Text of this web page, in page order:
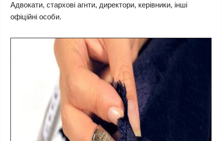
Адвокати, стархові агнти, директори, керівники, інші
офіційні особи.